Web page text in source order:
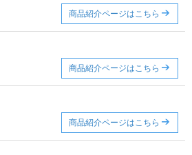
商品紹介ページはこちら
商品紹介ページはこちら
商品紹介ページはこちら